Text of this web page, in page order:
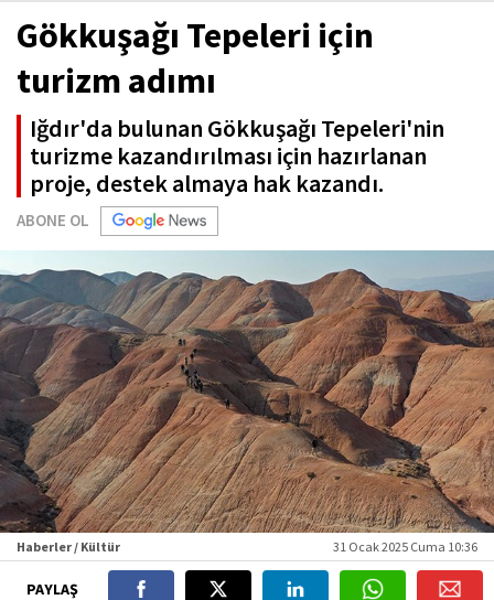
Gökkuşağı Tepeleri için
turizm adımı
Iğdır'da bulunan Gökkuşağı Tepeleri'nin
turizme kazandırılması için hazırlanan
proje, destek almaya hak kazandı.
ABONE OL
Haberler / Kültür 31 Ocak 2025 Cuma 10:36
PAYLAŞ